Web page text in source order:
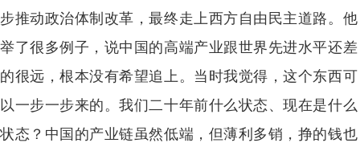
步推动政治体制改革，最终走上西方自由民主道路。他
举了很多例子，说中国的高端产业跟世界先进水平还差
的很远，根本没有希望追上。当时我觉得，这个东西可
以一步一步来的。我们二十年前什么状态、现在是什么
状态？中国的产业链虽然低端，但薄利多销，挣的钱也